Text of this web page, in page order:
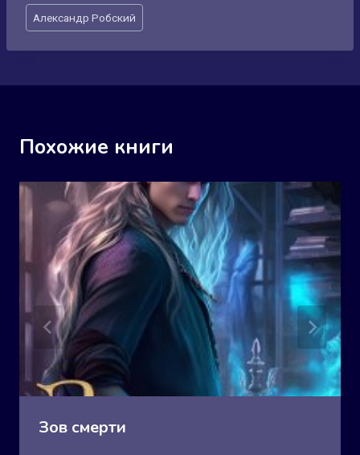
Метки
записи:
Александр Робский
Похожие книги
Зов смерти